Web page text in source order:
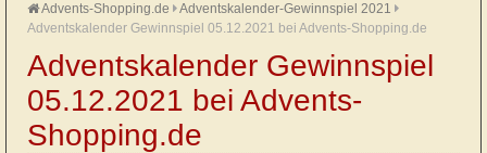
Advents-Shopping.de
Adventskalender-Gewinnspiel 2021
Adventskalender Gewinnspiel 05.12.2021 bei Advents-Shopping.de
Adventskalender Gewinnspiel
05.12.2021 bei Advents-
Shopping.de